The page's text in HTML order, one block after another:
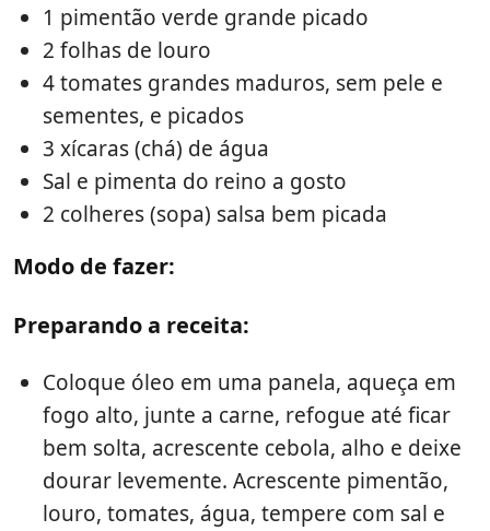
1 pimentão verde grande picado
2 folhas de louro
4 tomates grandes maduros, sem pele e
sementes, e picados
3 xícaras (chá) de água
Sal e pimenta do reino a gosto
2 colheres (sopa) salsa bem picada
Modo de fazer:
Preparando a receita:
Coloque óleo em uma panela, aqueça em
fogo alto, junte a carne, refogue até ficar
bem solta, acrescente cebola, alho e deixe
dourar levemente. Acrescente pimentão,
louro, tomates, água, tempere com sal e